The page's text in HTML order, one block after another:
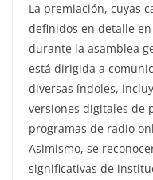
La premiación, cuyas
definidos en detalle
durante la asamblea
está dirigida a
diversas índoles,
versiones digitales de
programas de radio
Asimismo, se
significativas de